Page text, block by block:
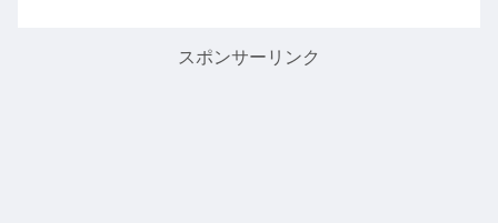
スポンサーリンク